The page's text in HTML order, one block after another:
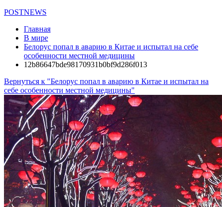
POSTNEWS
Главная
В мире
Белорус попал в аварию в Китае и испытал на себе
особенности местной медицины
12b86647bde98170931b0bf9d286f013
Вернуться к "Белорус попал в аварию в Китае и испытал на
себе особенности местной медицины"